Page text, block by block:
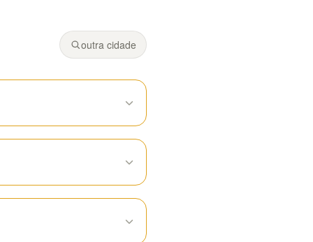
chuva. Fonte: Climeo (modelos Open-Meteo).
outra cidade